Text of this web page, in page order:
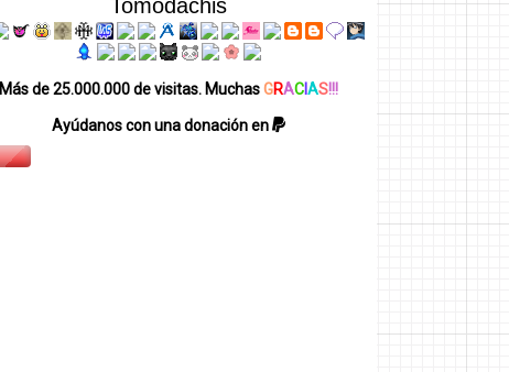
Tomodachis
Más de 25.000.000 de visitas. MuchasGRACAS!!!
Ayúdanos con una donación en